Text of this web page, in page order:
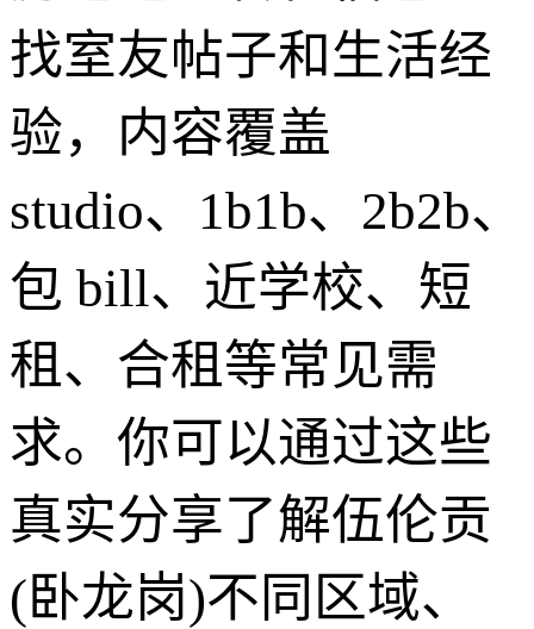
找室友帖子和生活经
验，内容覆盖
studio、1b1b、2b2b、
包 bill、近学校、短
租、合租等常见需
求。你可以通过这些
真实分享了解伍伦贡
(卧龙岗)不同区域、